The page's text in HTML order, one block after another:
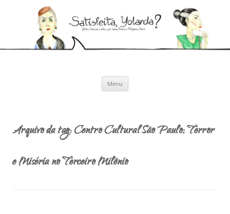
Menu
Arquivo da tag:Centro Cultural São Paulo; Terror
e Miséria no Terceiro Milênio